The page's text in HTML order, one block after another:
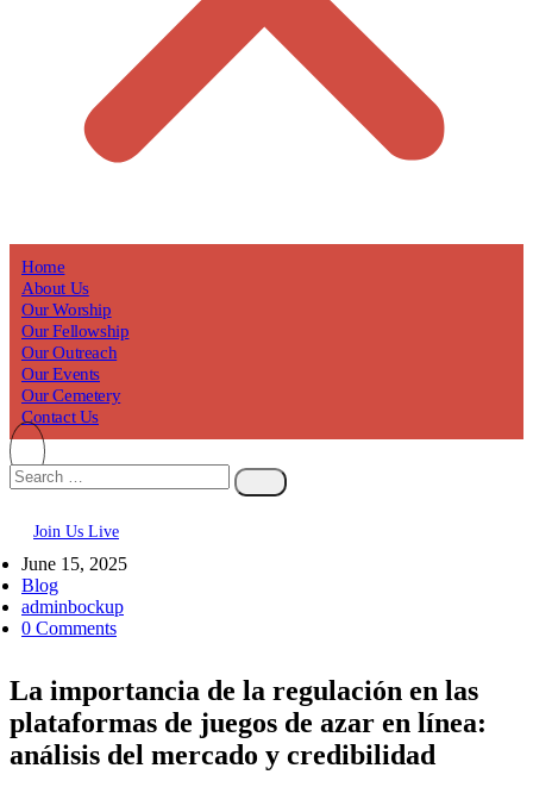
Home
About Us
Our Worship
Our Fellowship
Our Outreach
Our Events
Our Cemetery
Contact Us
Join Us Live
June 15, 2025
Blog
adminbockup
0 Comments
La importancia de la regulación en las
plataformas de juegos de azar en línea:
análisis del mercado y credibilidad